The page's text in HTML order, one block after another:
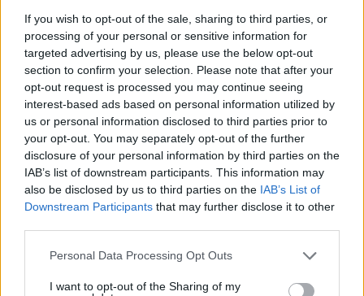
If you wish to opt-out of the sale, sharing to third parties, or
processing of your personal or sensitive information for
targeted advertising by us, please use the below opt-out
section to confirm your selection. Please note that after your
opt-out request is processed you may continue seeing
interest-based ads based on personal information utilized by
us or personal information disclosed to third parties prior to
your opt-out. You may separately opt-out of the further
disclosure of your personal information by third parties on the
IAB’s list of downstream participants. This information may
also be disclosed by us to third parties on the IAB’s List of
Downstream Participants that may further disclose it to other
Please note that this website/app uses one or more Google
not limited to your visit or usage behaviour. You may click to
Personal Data Processing Opt Outs
I want to opt-out of the Sharing of my
συναντήσεων που στοχεύουν στην ενίσχυση
της πολιτικής υποστήριξης και την εξασφάλιση
απτών δεσμεύσεων για τη βελτίωση των
ειρηνευτικών επιχειρήσεων.
Προηγήθηκαν οι διασκέψεις στην 'Ακκρα
(2023), στη Σεούλ (2021), στη Νέα Υόρκη (2019),
στο Βανκούβερ (2017) και στο Λονδίνο (2016).
Βρέφος βρέθηκε σε σακούλα δίπλα σε κάδο